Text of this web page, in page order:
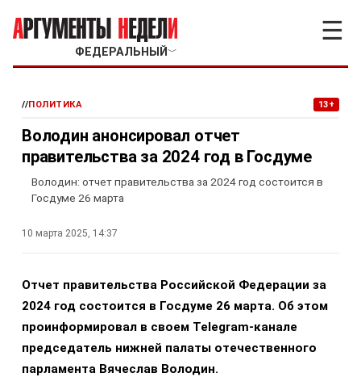
ФЕДЕРАЛЬНЫЙ ﹀
☰
//ПОЛИТИКА 13+
Володин анонсировал отчет
правительства за 2024 год в Госдуме
Володин: отчет правительства за 2024 год состоится в
Госдуме 26 марта
10 марта 2025, 14:37
Отчет правительства Российской Федерации за
2024 год состоится в Госдуме 26 марта. Об этом
проинформировал в своем Telegram-канале
председатель нижней палаты отечественного
парламента Вячеслав Володин.